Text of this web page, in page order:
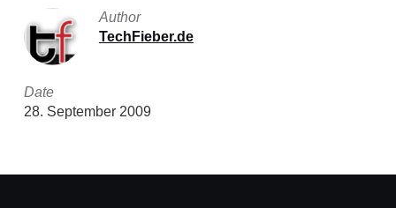
Author
TechFieber.de
Date
28. September 2009